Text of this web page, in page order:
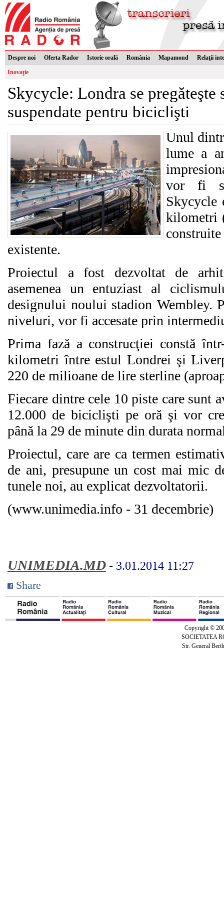
Despre noi Oferta Rador Istorie orală România Mapamond Relaţii
Inovaţie
Skycycle: Londra se pregăteşte
suspendate pentru biciclişti
Unul
lume a
vor fi
Skycycle
kilometri
existente.
Proiectul a fost dezvoltat de
asemenea un entuziast al
designului noului stadion Wembley.
niveluri, vor fi accesate prin
Prima fază a construcţiei constă
kilometri între estul Londrei şi
220 de milioane de lire sterline
Fiecare dintre cele 10 piste care sunt
12.000 de biciclişti pe oră şi vor
până la 29 de minute din durata
Proiectul, care are ca termen
de ani, presupune un cost mai mic
tunele noi, au explicat dezvoltatorii.
(www.unimedia.info - 31 decembrie)
UNIMEDIA.MD - 3.01.2014 11:27
Share
Copyright ©
SOCIETATEA
Str. General